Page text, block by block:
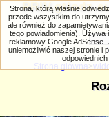
Strona główna
Strona, którą właśnie
przede wszystkim do
ale również do
tego powiadomienia). Używa
reklamowy Google
uniemożliwić naszej stronie i